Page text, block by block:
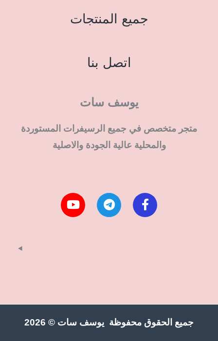
جميع المنتجات
اتصل بنا
يوسف سات
متجر متخصص في جميع الرسيفرات المستوردة
والمحلية عالية الجودة والاصلية
جميع الحقوق محفوظة يوسف سات © 2026